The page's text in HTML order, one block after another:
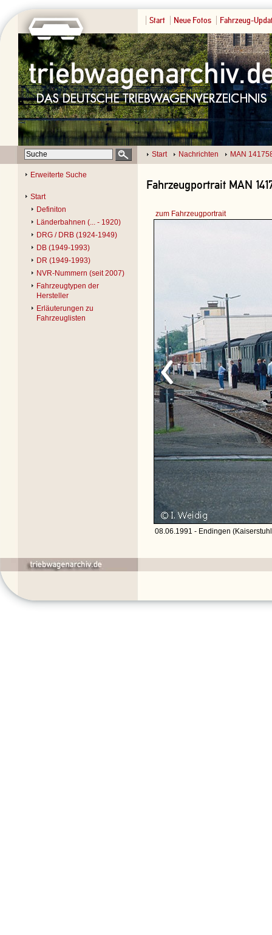
Start Neue Fotos Fahrzeug-
Start Nachrichten MAN
Erweiterte Suche
Start
Definiton
Länderbahnen (... - 1920)
DRG / DRB (1924-1949)
DB (1949-1993)
DR (1949-1993)
NVR-Nummern (seit 2007)
Fahrzeugtypen der
Hersteller
Erläuterungen zu
Fahrzeuglisten
Fahrzeugportrait MAN
zum Fahrzeugportrait
08.06.1991 - Endingen